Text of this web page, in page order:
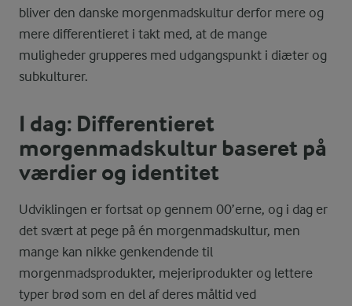
bliver den danske morgenmadskultur derfor mere og
mere differentieret i takt med, at de mange
muligheder grupperes med udgangspunkt i diæter og
subkulturer.
I dag: Differentieret
morgenmadskultur baseret på
værdier og identitet
Udviklingen er fortsat op gennem 00’erne, og i dag er
det svært at pege på én morgenmadskultur, men
mange kan nikke genkendende til
morgenmadsprodukter, mejeriprodukter og lettere
typer brød som en del af deres måltid ved